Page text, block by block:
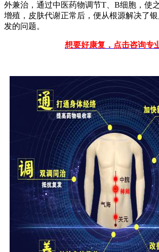
外兼治，通过中医药物调节T、B细胞，使
增殖，皮肤代谢正常后，便从根源解决了
发的问题。
想要好康复，点击咨询专